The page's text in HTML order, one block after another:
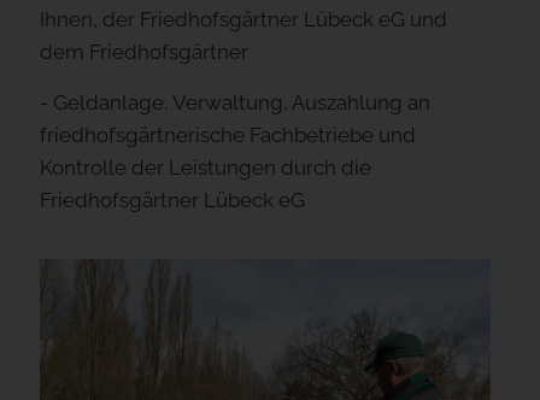
Ihnen, der Friedhofsgärtner Lübeck eG und
dem Friedhofsgärtner
- Geldanlage, Verwaltung, Auszahlung an
friedhofsgärtnerische Fachbetriebe und
Kontrolle der Leistungen durch die
Friedhofsgärtner Lübeck eG